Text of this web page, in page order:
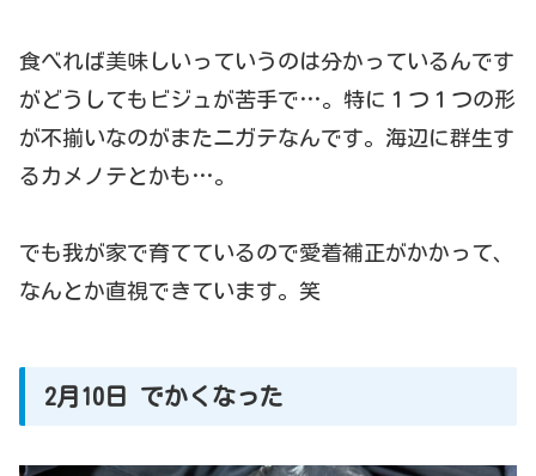
食べれば美味しいっていうのは分かっているんです
がどうしてもビジュが苦手で…。特に１つ１つの形
が不揃いなのがまたニガテなんです。海辺に群生す
るカメノテとかも…。
でも我が家で育てているので愛着補正がかかって、
なんとか直視できています。笑
2月10日 でかくなった